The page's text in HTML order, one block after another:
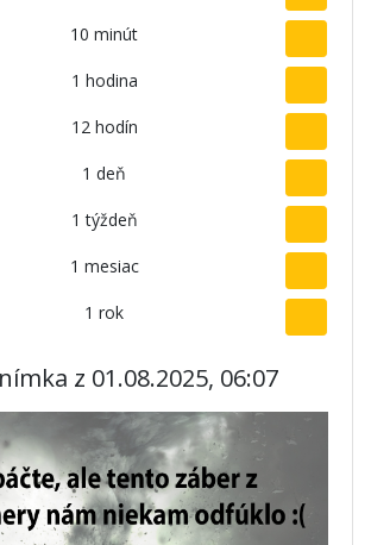
10 minút
1 hodina
12 hodín
1 deň
1 týždeň
1 mesiac
1 rok
z 01.08.2025, 06:07